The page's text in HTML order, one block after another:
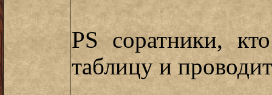
PS соратники,
таблицу и